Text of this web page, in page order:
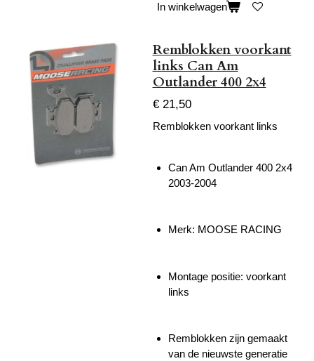
In winkelwagen
Remblokken voorkant
links Can Am
Outlander 400 2x4
€ 21,50
Remblokken voorkant links
Can Am Outlander 400 2x4
2003-2004
Merk: MOOSE RACING
Montage positie: voorkant
links
Remblokken zijn gemaakt
van de nieuwste generatie